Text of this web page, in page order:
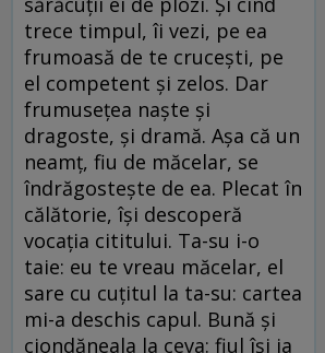
trece timpul, îi vezi, pe ea
frumoasă de te cruceşti, pe
el competent şi zelos. Dar
frumuseţea naşte şi
dragoste, şi dramă. Aşa că un
neamţ, fiu de măcelar, se
îndrăgosteşte de ea. Plecat în
călătorie, îşi descoperă
vocaţia cititului. Ta-su i-o
taie: eu te vreau măcelar, el
sare cu cuţitul la ta-su: cartea
mi-a deschis capul. Bună şi
ciondăneala la ceva: fiul îşi ia